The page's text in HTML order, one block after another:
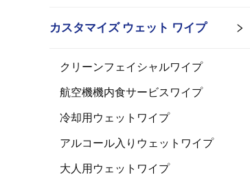
カスタマイズ ウェット ワイプ
クリーンフェイシャルワイプ
航空機機内食サービスワイプ
冷却用ウェットワイプ
アルコール入りウェットワイプ
大人用ウェットワイプ